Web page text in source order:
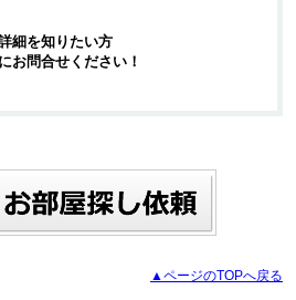
細を知りたい方
お問合せください！
▲ページのTOPへ戻る